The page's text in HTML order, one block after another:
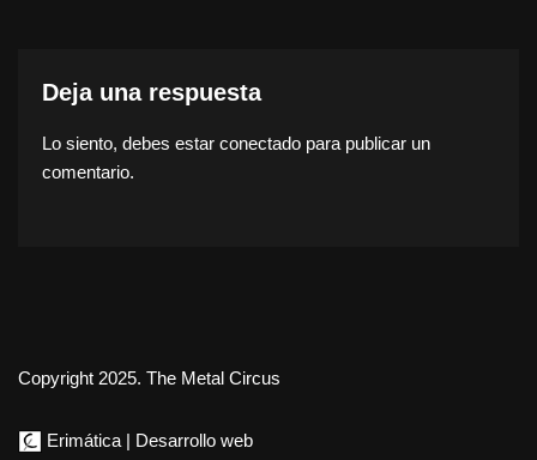
Deja una respuesta
Lo siento, debes estar conectado para publicar un
comentario.
Copyright 2025. The Metal Circus
Erimática | Desarrollo web